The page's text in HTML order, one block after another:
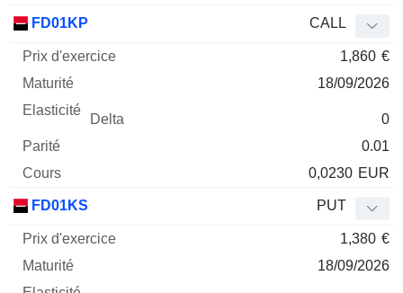
FD01KP CALL
1,860 €
18/09/2026
0
0.01
0,0230 EUR
FD01KS PUT
1,380 €
18/09/2026